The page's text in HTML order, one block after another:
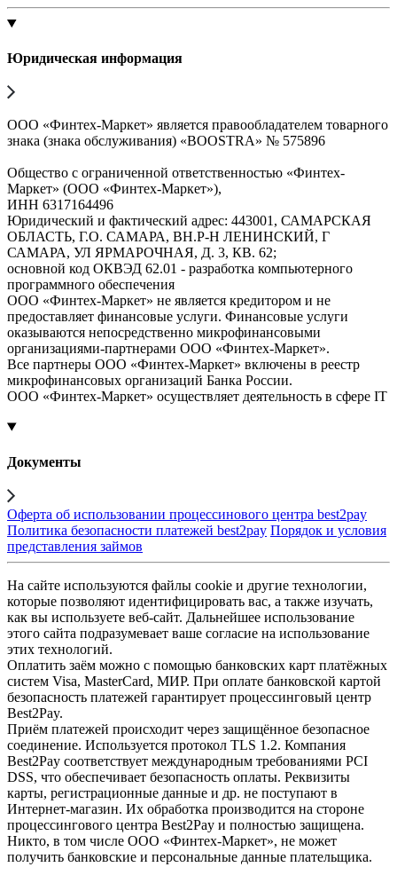
Юридическая информация
ООО «Финтех-Маркет» является правообладателем товарного
знака (знака обслуживания) «BOOSTRA» № 575896
Общество с ограниченной ответственностью «Финтех-
Маркет» (ООО «Финтех-Маркет»),
ИНН 6317164496
Юридический и фактический адрес: 443001, САМАРСКАЯ
ОБЛАСТЬ, Г.О. САМАРА, ВН.Р-Н ЛЕНИНСКИЙ, Г
САМАРА, УЛ ЯРМАРОЧНАЯ, Д. 3, КВ. 62;
основной код ОКВЭД 62.01 - разработка компьютерного
программного обеспечения
ООО «Финтех-Маркет» не является кредитором и не
предоставляет финансовые услуги. Финансовые услуги
оказываются непосредственно микрофинансовыми
организациями-партнерами ООО «Финтех-Маркет».
Все партнеры ООО «Финтех-Маркет» включены в реестр
микрофинансовых организаций Банка России.
ООО «Финтех-Маркет» осуществляет деятельность в сфере IT
Документы
Оферта об использовании процессинового центра best2pay
Политика безопасности платежей best2pay Порядок и условия
представления займов
На сайте используются файлы cookie и другие технологии,
которые позволяют идентифицировать вас, а также изучать,
как вы используете веб-сайт. Дальнейшее использование
этого сайта подразумевает ваше согласие на использование
этих технологий.
Оплатить заём можно с помощью банковских карт платёжных
систем Visa, MasterCard, МИР. При оплате банковской картой
безопасность платежей гарантирует процессинговый центр
Best2Pay.
Приём платежей происходит через защищённое безопасное
соединение. Используется протокол TLS 1.2. Компания
Best2Pay соответствует международным требованиями PCI
DSS, что обеспечивает безопасность оплаты. Реквизиты
карты, регистрационные данные и др. не поступают в
Интернет-магазин. Их обработка производится на стороне
процессингового центра Best2Pay и полностью защищена.
Никто, в том числе ООО «Финтех-Маркет», не может
получить банковские и персональные данные плательщика.